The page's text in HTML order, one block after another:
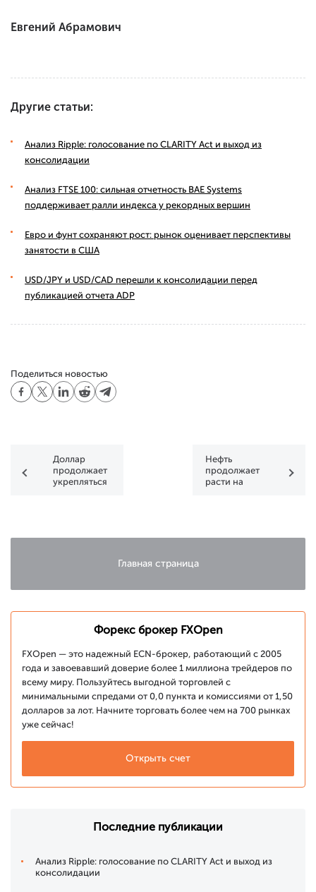
Евгений Абрамович
Другие статьи:
Анализ Ripple: голосование по CLARITY Act и выход из
консолидации
Анализ FTSE 100: сильная отчетность BAE Systems
поддерживает ралли индекса у рекордных вершин
Евро и фунт сохраняют рост: рынок оценивает перспективы
занятости в США
USD/JPY и USD/CAD перешли к консолидации перед
публикацией отчета ADP
Поделиться новостью
Доллар
продолжает
укрепляться
Нефть
продолжает
расти на
Главная страница
Форекс брокер FXOpen
FXOpen — это надежный ECN-брокер, работающий с 2005
года и завоевавший доверие более 1 миллиона трейдеров по
всему миру. Пользуйтесь выгодной торговлей с
минимальными спредами от 0,0 пункта и комиссиями от 1,50
долларов за лот. Начните торговать более чем на 700 рынках
уже сейчас!
Открыть счет
Последние публикации
Анализ Ripple: голосование по CLARITY Act и выход из
консолидации